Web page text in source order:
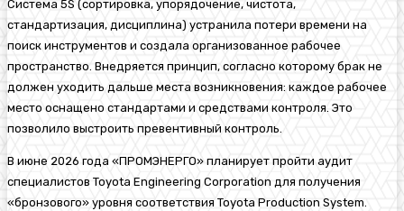
Система 5S (сортировка, упорядочение, чистота,
стандартизация, дисциплина) устранила потери времени на
поиск инструментов и создала организованное рабочее
пространство. Внедряется принцип, согласно которому брак не
должен уходить дальше места возникновения: каждое рабочее
место оснащено стандартами и средствами контроля. Это
позволило выстроить превентивный контроль.
В июне 2026 года «ПРОМЭНЕРГО» планирует пройти аудит
специалистов Toyota Engineering Corporation для получения
«бронзового» уровня соответствия Toyota Production System.